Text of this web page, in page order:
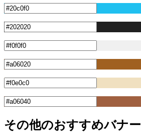
その他のおすすめバナー